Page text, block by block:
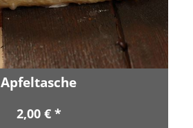
Apfeltasche
2,00 € *